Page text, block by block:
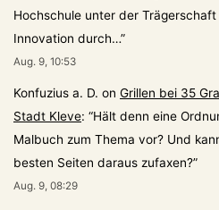
Hochschule unter der
Innovation durch…”
Aug. 9, 10:53
Konfuzius a. D. on Grillen bei 35
Stadt Kleve: “Hält denn eine
Malbuch zum Thema vor? Und
besten Seiten daraus zufaxen?”
Aug. 9, 08:29